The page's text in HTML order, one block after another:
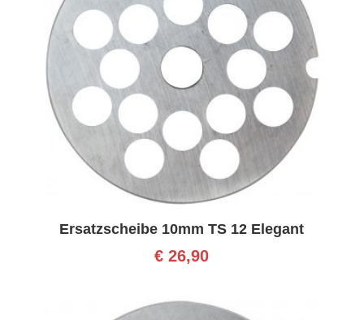
Ersatzscheibe 10mm TS 12 Elegant
€ 26,90